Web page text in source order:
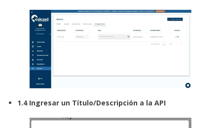
1.4 Ingresar un Título/Descripción a la API